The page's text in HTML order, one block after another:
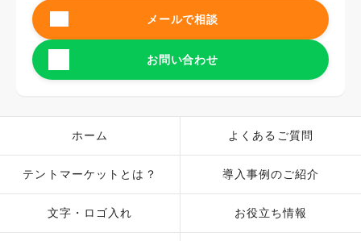
メールで相談
お問い合わせ
ホーム
テントマーケットとは？
文字・ロゴ入れ
よくあるご質問
導入事例のご紹介
お役立ち情報